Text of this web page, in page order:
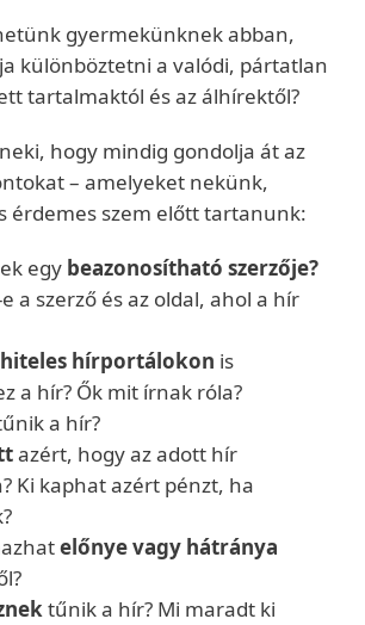
gyermekünknek abban,
különböztetni a valódi, pártatlan
tartalmaktól és az álhírektől?
hogy mindig gondolja át az
– amelyeket nekünk,
érdemes szem előtt tartanunk:
egy beazonosítható szerzője?
a szerző és az oldal, ahol a hír
hiteles hírportálokon is
a hír? Ők mit írnak róla?
a hír?
azért, hogy az adott hír
Ki kaphat azért pénzt, ha
előnye vagy hátránya
tűnik a hír? Mi maradt ki